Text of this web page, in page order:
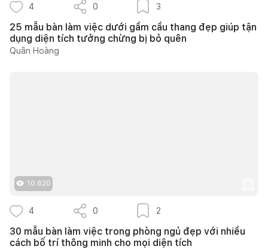
4 0 3
25 mẫu bàn làm việc dưới gầm cầu thang đẹp giúp tận
dụng diện tích tưởng chừng bị bỏ quên
Quân Hoàng
10.620
4 0 2
30 mẫu bàn làm việc trong phòng ngủ đẹp với nhiều
cách bố trí thông minh cho mọi diện tích